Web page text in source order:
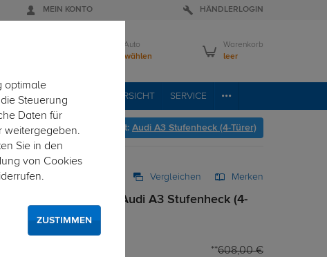
MEIN KONTO HÄNDLERLOGIN
Mein Auto
Bitte wählen
Warenkorb
leer
FAHRZEUGÜBERSICHT SERVICE
zur Fahrzeugübersicht: Audi A3 Stufenheck (4-Türer)
Vergleichen Merken
abnehmbar für Audi A3 Stufenheck (4-
von unten gesteckt
608,00 €
optimale
Steuerung
Daten für
weitergegeben.
Sie in den
von Cookies
ZUSTIMMEN